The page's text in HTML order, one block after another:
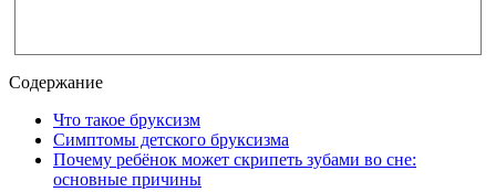
Содержание
Что такое бруксизм
Симптомы детского бруксизма
Почему ребёнок может скрипеть зубами во сне:
основные причины